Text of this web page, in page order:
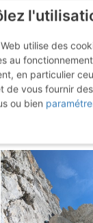
mise à jour
utilise des
au
en particulier
de vous fournir
ou bien